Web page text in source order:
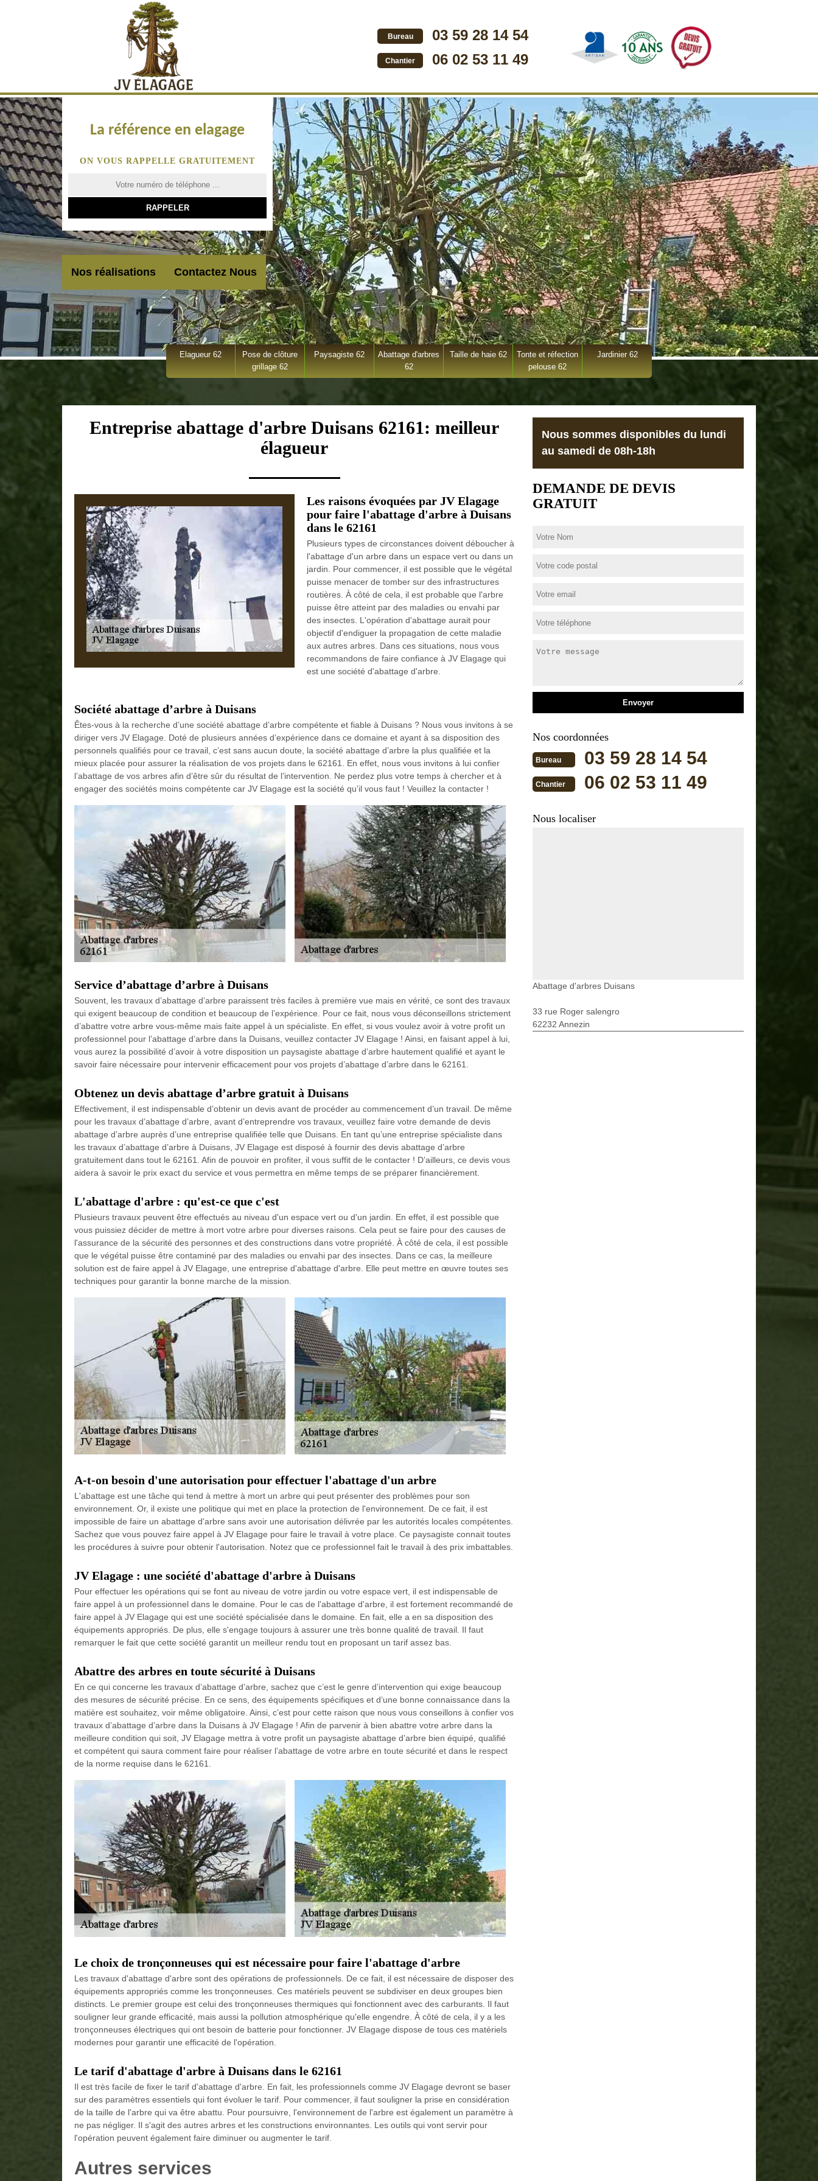
Bureau 03 59 28 14 54
Chantier 06 02 53 11 49
La référence en elagage
ON VOUS RAPPELLE GRATUITEMENT
Nos réalisations Contactez Nous
Elagueur 62
Pose de clôture
grillage 62
Paysagiste 62
Abattage d'arbres
62
Taille de haie 62
Tonte et réfection
pelouse 62
Jardinier 62
Entreprise abattage d'arbre Duisans 62161: meilleur
élagueur
Les raisons évoquées par JV Elagage
pour faire l'abattage d'arbre à Duisans
dans le 62161
Plusieurs types de circonstances doivent déboucher à
l'abattage d'un arbre dans un espace vert ou dans un
jardin. Pour commencer, il est possible que le végétal
puisse menacer de tomber sur des infrastructures
routières. À côté de cela, il est probable que l'arbre
puisse être atteint par des maladies ou envahi par
des insectes. L'opération d'abattage aurait pour
objectif d'endiguer la propagation de cette maladie
aux autres arbres. Dans ces situations, nous vous
recommandons de faire confiance à JV Elagage qui
est une société d'abattage d'arbre.
Société abattage d’arbre à Duisans
Êtes-vous à la recherche d’une société abattage d’arbre compétente et fiable à Duisans ? Nous vous invitons à se
diriger vers JV Elagage. Doté de plusieurs années d’expérience dans ce domaine et ayant à sa disposition des
personnels qualifiés pour ce travail, c’est sans aucun doute, la société abattage d’arbre la plus qualifiée et la
mieux placée pour assurer la réalisation de vos projets dans le 62161. En effet, nous vous invitons à lui confier
l’abattage de vos arbres afin d’être sûr du résultat de l’intervention. Ne perdez plus votre temps à chercher et à
engager des sociétés moins compétente car JV Elagage est la société qu’il vous faut ! Veuillez la contacter !
Service d’abattage d’arbre à Duisans
Souvent, les travaux d’abattage d’arbre paraissent très faciles à première vue mais en vérité, ce sont des travaux
qui exigent beaucoup de condition et beaucoup de l’expérience. Pour ce fait, nous vous déconseillons strictement
d’abattre votre arbre vous-même mais faite appel à un spécialiste. En effet, si vous voulez avoir à votre profit un
professionnel pour l’abattage d’arbre dans la Duisans, veuillez contacter JV Elagage ! Ainsi, en faisant appel à lui,
vous aurez la possibilité d’avoir à votre disposition un paysagiste abattage d’arbre hautement qualifié et ayant le
savoir faire nécessaire pour intervenir efficacement pour vos projets d’abattage d’arbre dans le 62161.
Obtenez un devis abattage d’arbre gratuit à Duisans
Effectivement, il est indispensable d’obtenir un devis avant de procéder au commencement d’un travail. De même
pour les travaux d’abattage d’arbre, avant d’entreprendre vos travaux, veuillez faire votre demande de devis
abattage d’arbre auprès d’une entreprise qualifiée telle que Duisans. En tant qu’une entreprise spécialiste dans
les travaux d’abattage d’arbre à Duisans, JV Elagage est disposé à fournir des devis abattage d’arbre
gratuitement dans tout le 62161. Afin de pouvoir en profiter, il vous suffit de le contacter ! D’ailleurs, ce devis vous
aidera à savoir le prix exact du service et vous permettra en même temps de se préparer financièrement.
L'abattage d'arbre : qu'est-ce que c'est
Plusieurs travaux peuvent être effectués au niveau d'un espace vert ou d'un jardin. En effet, il est possible que
vous puissiez décider de mettre à mort votre arbre pour diverses raisons. Cela peut se faire pour des causes de
l'assurance de la sécurité des personnes et des constructions dans votre propriété. À côté de cela, il est possible
que le végétal puisse être contaminé par des maladies ou envahi par des insectes. Dans ce cas, la meilleure
solution est de faire appel à JV Elagage, une entreprise d'abattage d'arbre. Elle peut mettre en œuvre toutes ses
techniques pour garantir la bonne marche de la mission.
A-t-on besoin d'une autorisation pour effectuer l'abattage d'un arbre
L'abattage est une tâche qui tend à mettre à mort un arbre qui peut présenter des problèmes pour son
environnement. Or, il existe une politique qui met en place la protection de l'environnement. De ce fait, il est
impossible de faire un abattage d'arbre sans avoir une autorisation délivrée par les autorités locales compétentes.
Sachez que vous pouvez faire appel à JV Elagage pour faire le travail à votre place. Ce paysagiste connait toutes
les procédures à suivre pour obtenir l'autorisation. Notez que ce professionnel fait le travail à des prix imbattables.
JV Elagage : une société d'abattage d'arbre à Duisans
Pour effectuer les opérations qui se font au niveau de votre jardin ou votre espace vert, il est indispensable de
faire appel à un professionnel dans le domaine. Pour le cas de l'abattage d'arbre, il est fortement recommandé de
faire appel à JV Elagage qui est une société spécialisée dans le domaine. En fait, elle a en sa disposition des
équipements appropriés. De plus, elle s'engage toujours à assurer une très bonne qualité de travail. Il faut
remarquer le fait que cette société garantit un meilleur rendu tout en proposant un tarif assez bas.
Abattre des arbres en toute sécurité à Duisans
En ce qui concerne les travaux d’abattage d’arbre, sachez que c’est le genre d’intervention qui exige beaucoup
des mesures de sécurité précise. En ce sens, des équipements spécifiques et d’une bonne connaissance dans la
matière est souhaitez, voir même obligatoire. Ainsi, c’est pour cette raison que nous vous conseillons à confier vos
travaux d’abattage d’arbre dans la Duisans à JV Elagage ! Afin de parvenir à bien abattre votre arbre dans la
meilleure condition qui soit, JV Elagage mettra à votre profit un paysagiste abattage d’arbre bien équipé, qualifié
et compétent qui saura comment faire pour réaliser l’abattage de votre arbre en toute sécurité et dans le respect
de la norme requise dans le 62161.
Le choix de tronçonneuses qui est nécessaire pour faire l'abattage d'arbre
Les travaux d'abattage d'arbre sont des opérations de professionnels. De ce fait, il est nécessaire de disposer des
équipements appropriés comme les tronçonneuses. Ces matériels peuvent se subdiviser en deux groupes bien
distincts. Le premier groupe est celui des tronçonneuses thermiques qui fonctionnent avec des carburants. Il faut
souligner leur grande efficacité, mais aussi la pollution atmosphérique qu'elle engendre. À côté de cela, il y a les
tronçonneuses électriques qui ont besoin de batterie pour fonctionner. JV Elagage dispose de tous ces matériels
modernes pour garantir une efficacité de l'opération.
Le tarif d'abattage d'arbre à Duisans dans le 62161
Il est très facile de fixer le tarif d'abattage d'arbre. En fait, les professionnels comme JV Elagage devront se baser
sur des paramètres essentiels qui font évoluer le tarif. Pour commencer, il faut souligner la prise en considération
de la taille de l'arbre qui va être abattu. Pour poursuivre, l'environnement de l'arbre est également un paramètre à
ne pas négliger. Il s'agit des autres arbres et les constructions environnantes. Les outils qui vont servir pour
l'opération peuvent également faire diminuer ou augmenter le tarif.
Nous sommes disponibles du lundi
au samedi de 08h-18h
DEMANDE DE DEVIS
GRATUIT
Nos coordonnées
Bureau 03 59 28 14 54
Chantier 06 02 53 11 49
Nous localiser
Abattage d'arbres Duisans
33 rue Roger salengro
62232 Annezin
Autres services